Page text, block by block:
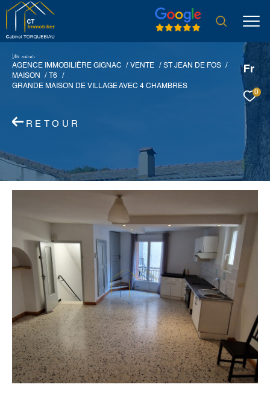
Fr
0
Vore recece
AGENCE IMMOBILIÈRE GIGNAC
VENTE
ST JEAN DE FOS
MAISON
T6
GRANDE MAISON DE VILLAGE AVEC 4 CHAMBRES
RETOUR